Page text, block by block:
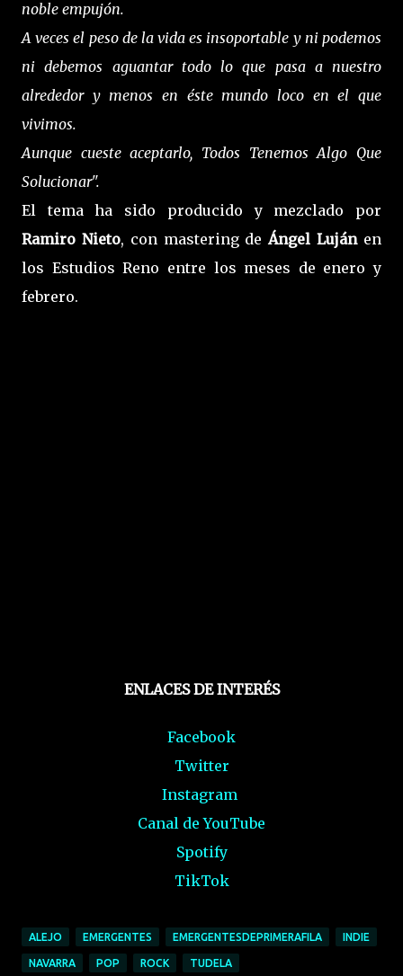
noble empujón.
A veces el peso de la vida es insoportable y ni podemos
ni debemos aguantar todo lo que pasa a nuestro
alrededor y menos en éste mundo loco en el que
vivimos.
Aunque cueste aceptarlo, Todos Tenemos Algo Que
Solucionar".
El tema ha sido producido y mezclado por
Ramiro Nieto, con mastering deÁngel Luján en
los Estudios Reno entre los meses de enero y
febrero.
ENLACES DE INTERÉS
Facebook
Twitter
Instagram
Canal de YouTube
Spotify
TikTok
ALEJO EMERGENTES EMERGENTESDEPRIMERAFILA INDIE
NAVARRA POP ROCK TUDELA